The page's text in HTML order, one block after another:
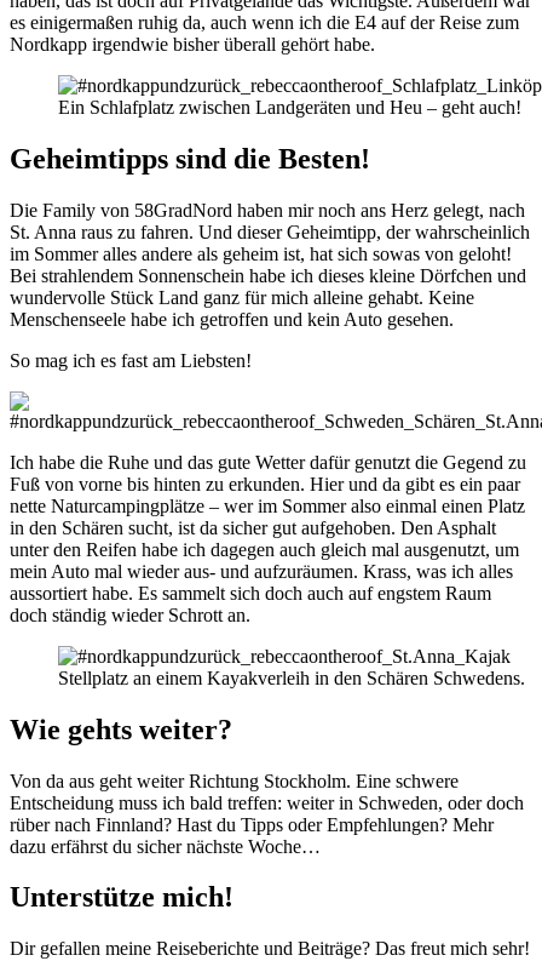
es einigermaßen ruhig da, auch wenn ich die E4 auf der Reise zum
Nordkapp irgendwie bisher überall gehört habe.
Ein Schlafplatz zwischen Landgeräten und Heu – geht auch!
Geheimtipps sind die Besten!
Die Family von 58GradNord haben mir noch ans Herz gelegt, nach
St. Anna raus zu fahren. Und dieser Geheimtipp, der wahrscheinlich
im Sommer alles andere als geheim ist, hat sich sowas von geloht!
Bei strahlendem Sonnenschein habe ich dieses kleine Dörfchen und
wundervolle Stück Land ganz für mich alleine gehabt. Keine
Menschenseele habe ich getroffen und kein Auto gesehen.
So mag ich es fast am Liebsten!
Ich habe die Ruhe und das gute Wetter dafür genutzt die Gegend zu
Fuß von vorne bis hinten zu erkunden. Hier und da gibt es ein paar
nette Naturcampingplätze – wer im Sommer also einmal einen Platz
in den Schären sucht, ist da sicher gut aufgehoben. Den Asphalt
unter den Reifen habe ich dagegen auch gleich mal ausgenutzt, um
mein Auto mal wieder aus- und aufzuräumen. Krass, was ich alles
aussortiert habe. Es sammelt sich doch auch auf engstem Raum
doch ständig wieder Schrott an.
Stellplatz an einem Kayakverleih in den Schären Schwedens.
Wie gehts weiter?
Von da aus geht weiter Richtung Stockholm. Eine schwere
Entscheidung muss ich bald treffen: weiter in Schweden, oder doch
rüber nach Finnland? Hast du Tipps oder Empfehlungen? Mehr
dazu erfährst du sicher nächste Woche…
Unterstütze mich!
Dir gefallen meine Reiseberichte und Beiträge? Das freut mich sehr!